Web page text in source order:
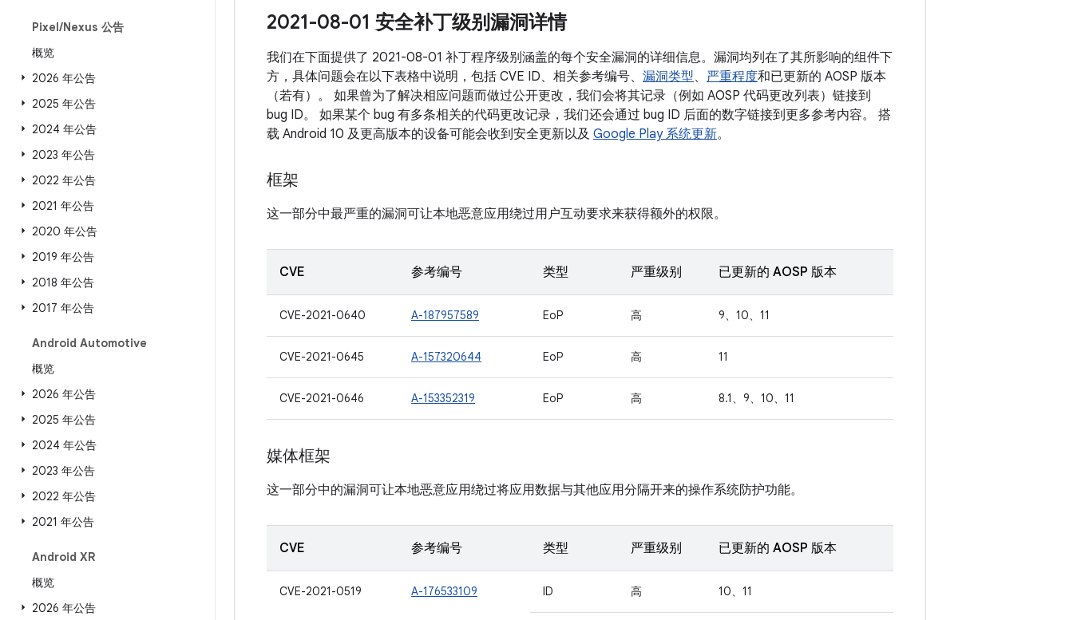
Pixel/Nexus 公告
概览
2026 年公告
2025 年公告
2024 年公告
2023 年公告
2022 年公告
2021 年公告
2020 年公告
2019 年公告
2018 年公告
2017 年公告
Android Automotive
概览
2026 年公告
2025 年公告
2024 年公告
2023 年公告
2022 年公告
2021 年公告
Android XR
概览
2026 年公告
2021-08-01 安全补丁级别漏洞详情
我们在下面提供了 2021-08-01 补丁程序级别涵盖的每个安全漏洞的详细信息。漏洞均列在了其所影响的组件下
方，具体问题会在以下表格中说明，包括 CVE ID、相关参考编号、 漏洞类型、 严重程度和已更新的 AOSP 版本
（若有）。 如果曾为了解决相应问题而做过公开更改，我们会将其记录（例如 AOSP 代码更改列表）链接到
bug ID。 如果某个 bug 有多条相关的代码更改记录，我们还会通过 bug ID 后面的数字链接到更多参考内容。 搭
载 Android 10 及更高版本的设备可能会收到安全更新以及 Google Play 系统更新。
框架
这一部分中最严重的漏洞可让本地恶意应用绕过用户互动要求来获得额外的权限。
CVE 参考编号 类型 严重级别 已更新的 AOSP 版本
CVE-2021-0640 A-187957589 EoP 高 9、10、11
CVE-2021-0645 A-157320644 EoP 高 11
CVE-2021-0646 A-153352319 EoP 高 8.1、9、10、11
媒体框架
这一部分中的漏洞可让本地恶意应用绕过将应用数据与其他应用分隔开来的操作系统防护功能。
CVE 参考编号 类型 严重级别 已更新的 AOSP 版本
CVE-2021-0519 A-176533109 ID 高 10、11